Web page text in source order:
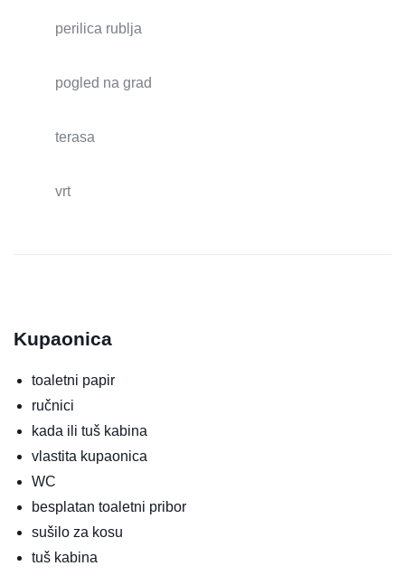
perilica rublja
pogled na grad
terasa
vrt
Kupaonica
toaletni papir
ručnici
kada ili tuš kabina
vlastita kupaonica
WC
besplatan toaletni pribor
sušilo za kosu
tuš kabina